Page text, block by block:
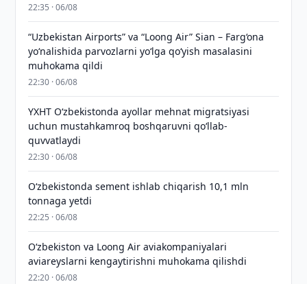
22:35 · 06/08
“Uzbekistan Airports” va “Loong Air” Sian – Farg‘ona
yo‘nalishida parvozlarni yo‘lga qo‘yish masalasini
muhokama qildi
22:30 · 06/08
YXHT O‘zbekistonda ayollar mehnat migratsiyasi
uchun mustahkamroq boshqaruvni qo‘llab-
quvvatlaydi
22:30 · 06/08
O‘zbekistonda sement ishlab chiqarish 10,1 mln
tonnaga yetdi
22:25 · 06/08
Oʻzbekiston va Loong Air aviakompaniyalari
aviareyslarni kengaytirishni muhokama qilishdi
22:20 · 06/08